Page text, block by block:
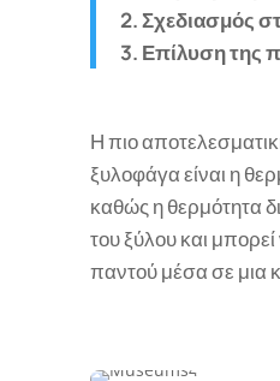
2. Σχεδιασμός
3. Επίλυση της
Η πιο
ξυλοφάγα είναι η
καθώς η θερμότητα
του ξύλου και
παντού μέσα σε μια